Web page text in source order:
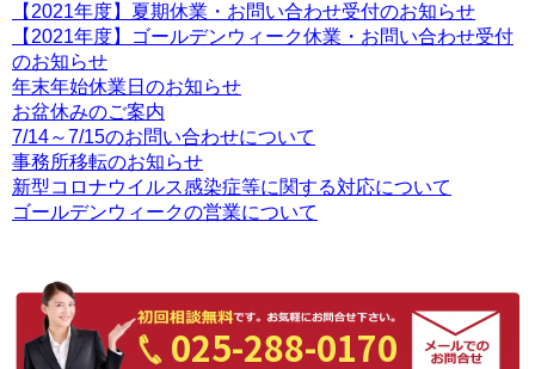
【2021年度】夏期休業・お問い合わせ受付のお知らせ
【2021年度】ゴールデンウィーク休業・お問い合わせ受付
のお知らせ
年末年始休業日のお知らせ
お盆休みのご案内
7/14～7/15のお問い合わせについて
事務所移転のお知らせ
新型コロナウイルス感染症等に関する対応について
ゴールデンウィークの営業について
025-288-0170